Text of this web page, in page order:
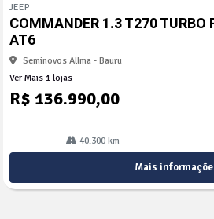
arti
lhe
JEEP
COMMANDER 1.3 T270 TURBO
AT6
Seminovos Allma - Bauru
Ver Mais 1 lojas
R$ 136.990,00
40.300 km
Mais